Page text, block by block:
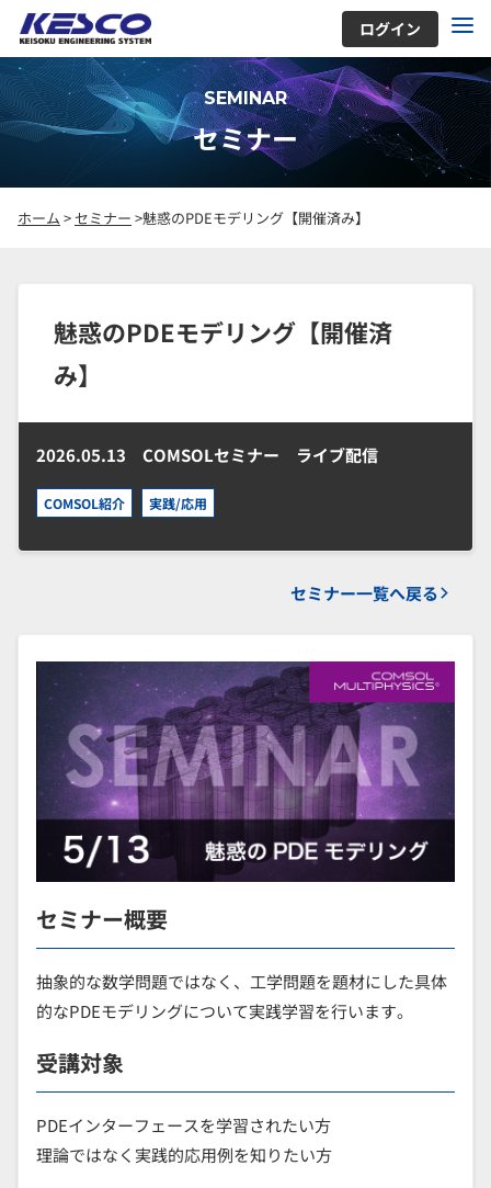
ログイン
SEMINAR
セミナー
ホーム >セミナー >魅惑のPDEモデリング【開催済み】
魅惑のPDEモデリング【開催済
み】
2026.05.13 COMSOLセミナー ライブ配信
COMSOL紹介 実践/応用
セミナー一覧へ戻る
セミナー概要
抽象的な数学問題ではなく、工学問題を題材にした具体
的なPDEモデリングについて実践学習を行います。
受講対象
PDEインターフェースを学習されたい方
理論ではなく実践的応用例を知りたい方